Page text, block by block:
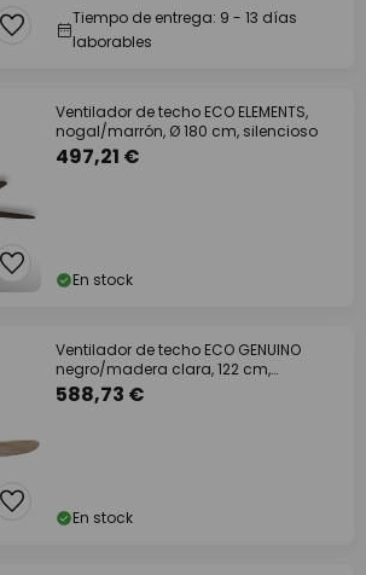
Tiempo de entrega: 9 - 13 días
laborables
Ventilador de techo ECO ELEMENTS,
nogal/marrón, Ø 180 cm, silencioso
497,21 €
En stock
Ventilador de techo ECO GENUINO
negro/madera clara, 122 cm,
silencioso
588,73 €
En stock